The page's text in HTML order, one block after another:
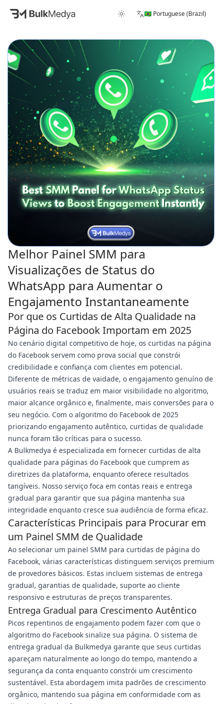
🇧🇷 Portuguese (Brazil)
Melhor Painel SMM para
Visualizações de Status do
WhatsApp para Aumentar o
Engajamento Instantaneamente
Por que os Curtidas de Alta Qualidade na
Página do Facebook Importam em 2025
No cenário digital competitivo de hoje, os curtidas na página
do Facebook servem como prova social que constrói
credibilidade e confiança com clientes em potencial.
Diferente de métricas de vaidade, o engajamento genuíno de
usuários reais se traduz em maior visibilidade no algoritmo,
maior alcance orgânico e, finalmente, mais conversões para o
seu negócio. Com o algoritmo do Facebook de 2025
priorizando engajamento autêntico, curtidas de qualidade
nunca foram tão críticas para o sucesso.
A Bulkmedya é especializada em fornecer curtidas de alta
qualidade para páginas do Facebook que cumprem as
diretrizes da plataforma, enquanto oferece resultados
tangíveis. Nosso serviço foca em contas reais e entrega
gradual para garantir que sua página mantenha sua
integridade enquanto cresce sua audiência de forma eficaz.
Características Principais para Procurar em
um Painel SMM de Qualidade
Ao selecionar um painel SMM para curtidas de página do
Facebook, várias características distinguem serviços premium
de provedores básicos. Estas incluem sistemas de entrega
gradual, garantias de qualidade, suporte ao cliente
responsivo e estruturas de preços transparentes.
Entrega Gradual para Crescimento Autêntico
Picos repentinos de engajamento podem fazer com que o
algoritmo do Facebook sinalize sua página. O sistema de
entrega gradual da Bulkmedya garante que seus curtidas
apareçam naturalmente ao longo do tempo, mantendo a
segurança da conta enquanto constrói um crescimento
sustentável. Esta abordagem imita padrões de crescimento
orgânico, mantendo sua página em conformidade com as